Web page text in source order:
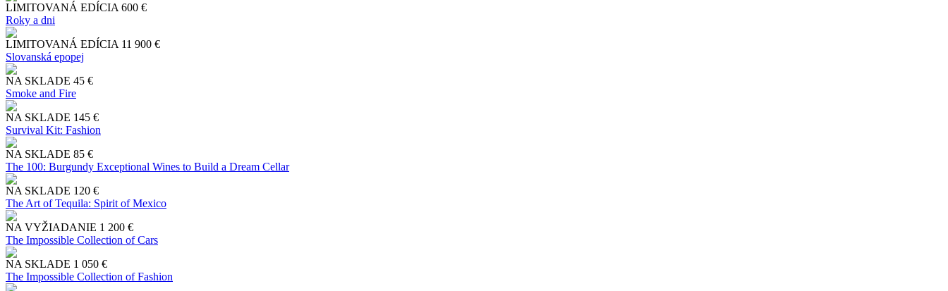
LIMITOVANÁ EDÍCIA 600 €
Roky a dni
LIMITOVANÁ EDÍCIA 11 900 €
Slo​vanská epopej
NA SKLADE 45 €
Smoke and Fire
NA SKLADE 145 €
Survival Kit: Fashion
NA SKLADE 85 €
The 100: Burgundy Exceptional Wines to Build a Dream Cellar
NA SKLADE 120 €
The Art of Tequila: Spirit of Mexico
NA VYŽIADANIE 1 200 €
The Impossible Collection of Cars
NA SKLADE 1 050 €
The Impossible Collection of Fashion